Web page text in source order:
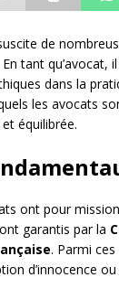
de
tant qu’avocat,
dans la
les avocats
équilibrée.
ont pour
garantis par la
. Parmi
d’innocence